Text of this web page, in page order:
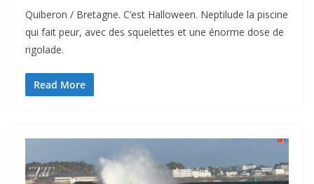
Quiberon / Bretagne. C’est Halloween. Neptilude la piscine
qui fait peur, avec des squelettes et une énorme dose de
rigolade.
Read More